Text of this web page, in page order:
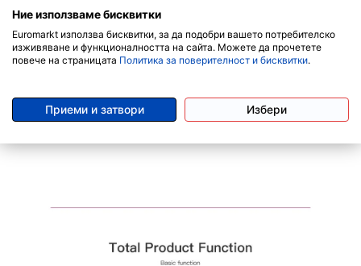
Ние използваме бисквитки
Euromarkt използва бисквитки, за да подобри вашето потребителско
изживяване и функционалността на сайта. Можете да прочетете
повече на страницата Политика за поверителност и бисквитки.
Приеми и затвори Избери
щракнете върху отдалечената камера на вашия смарт
часовник и можете да гледате изображенията на камерата.
Мобилен телефон с дистанционно за снимане
Bluetooth: свържете телефона си с Bluetooth и преглеждайте
голям капацитет на батерията